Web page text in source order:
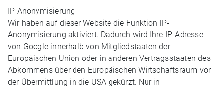
IP Anonymisierung
Wir haben auf dieser Website die Funktion IP-
Anonymisierung aktiviert. Dadurch wird Ihre IP-Adresse
von Google innerhalb von Mitgliedstaaten der
Europäischen Union oder in anderen Vertragsstaaten des
Abkommens über den Europäischen Wirtschaftsraum vor
der Übermittlung in die USA gekürzt. Nur in